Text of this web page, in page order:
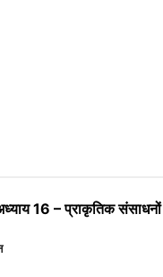
16 – प्राकृतिक